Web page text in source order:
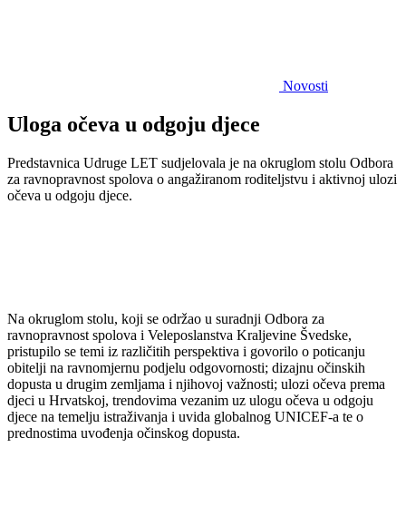
Novosti
Uloga očeva u odgoju djece
Predstavnica Udruge LET sudjelovala je na okruglom stolu Odbora
za ravnopravnost spolova o angažiranom roditeljstvu i aktivnoj ulozi
očeva u odgoju djece.
Na okruglom stolu, koji se održao u suradnji Odbora za
ravnopravnost spolova i Veleposlanstva Kraljevine Švedske,
pristupilo se temi iz različitih perspektiva i govorilo o poticanju
obitelji na ravnomjernu podjelu odgovornosti; dizajnu očinskih
dopusta u drugim zemljama i njihovoj važnosti; ulozi očeva prema
djeci u Hrvatskoj, trendovima vezanim uz ulogu očeva u odgoju
djece na temelju istraživanja i uvida globalnog UNICEF-a te o
prednostima uvođenja očinskog dopusta.